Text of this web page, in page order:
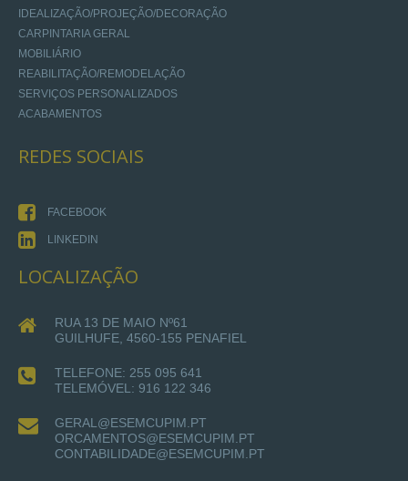
IDEALIZAÇÃO/PROJEÇÃO/DECORAÇÃO
CARPINTARIA GERAL
MOBILIÁRIO
REABILITAÇÃO/REMODELAÇÃO
SERVIÇOS PERSONALIZADOS
ACABAMENTOS
REDES SOCIAIS
FACEBOOK
LINKEDIN
LOCALIZAÇÃO
RUA 13 DE MAIO Nº61
GUILHUFE, 4560-155 PENAFIEL
TELEFONE: 255 095 641
TELEMÓVEL: 916 122 346
GERAL@ESEMCUPIM.PT
ORCAMENTOS@ESEMCUPIM.PT
CONTABILIDADE@ESEMCUPIM.PT